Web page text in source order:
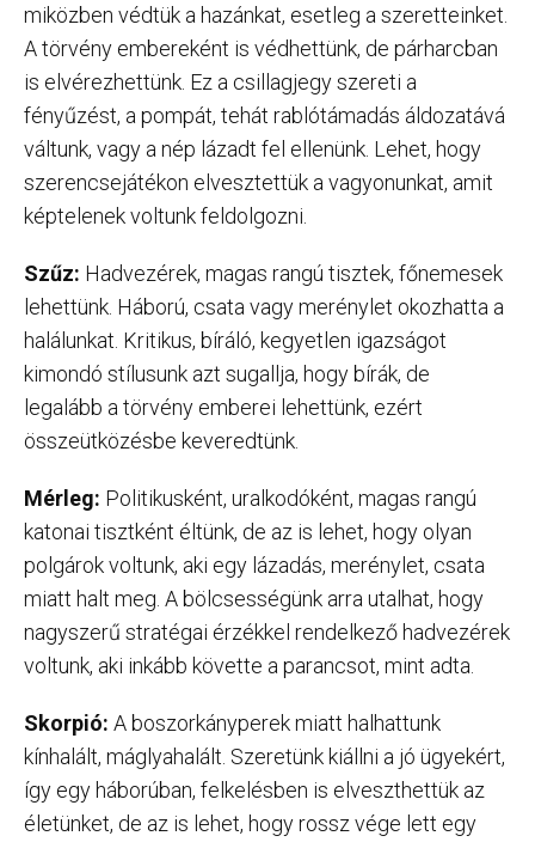
miközben védtük a hazánkat, esetleg a szeretteinket.
A törvény embereként is védhettünk, de párharcban
is elvérezhettünk. Ez a csillagjegy szereti a
fényűzést, a pompát, tehát rablótámadás áldozatává
váltunk, vagy a nép lázadt fel ellenünk. Lehet, hogy
szerencsejátékon elvesztettük a vagyonunkat, amit
képtelenek voltunk feldolgozni.
Szűz: Hadvezérek, magas rangú tisztek, főnemesek
lehettünk. Háború, csata vagy merénylet okozhatta a
halálunkat. Kritikus, bíráló, kegyetlen igazságot
kimondó stílusunk azt sugallja, hogy bírák, de
legalább a törvény emberei lehettünk, ezért
összeütközésbe keveredtünk.
Mérleg: Politikusként, uralkodóként, magas rangú
katonai tisztként éltünk, de az is lehet, hogy olyan
polgárok voltunk, aki egy lázadás, merénylet, csata
miatt halt meg. A bölcsességünk arra utalhat, hogy
nagyszerű stratégai érzékkel rendelkező hadvezérek
voltunk, aki inkább követte a parancsot, mint adta.
Skorpió: A boszorkányperek miatt halhattunk
kínhalált, máglyahalált. Szeretünk kiállni a jó ügyekért,
így egy háborúban, felkelésben is elveszthettük az
életünket, de az is lehet, hogy rossz vége lett egy